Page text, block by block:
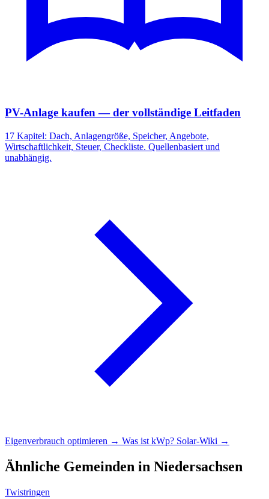
PV-Anlage kaufen — der vollständige Leitfaden
17 Kapitel: Dach, Anlagengröße, Speicher, Angebote,
Wirtschaftlichkeit, Steuer, Checkliste. Quellenbasiert und
unabhängig.
Eigenverbrauch optimieren → Was ist kWp? Solar-Wiki →
Ähnliche Gemeinden in Niedersachsen
Twistringen